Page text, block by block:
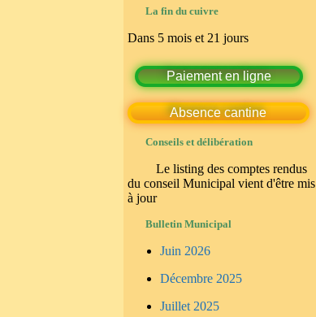
La fin du cuivre
Dans 5 mois et 21 jours
Paiement en ligne
Absence cantine
Conseils et délibération
Le listing des comptes rendus
du conseil Municipal vient d'être mis
à jour
Bulletin Municipal
Juin 2026
Décembre 2025
Juillet 2025